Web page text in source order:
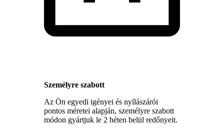
Személyre szabott
Az Ön egyedi igényei és nyílászárói
pontos méretei alapján, személyre szabott
módon gyártjuk le 2 héten belül redőnyeit.